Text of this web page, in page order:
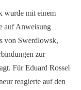
wurde mit einem
auf Anweisung
von Swerdlowsk,
zur
Für Eduard Rossel
reagierte auf den